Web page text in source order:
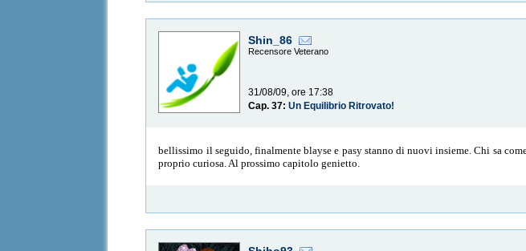
Shin_86
Recensore Veterano
31/08/09, ore 17:38
Cap. 37:Un Equilibrio Ritrovato!
bellissimo il seguido, finalmente blayse e pasy stanno di nuovi insieme. Chi sa
proprio curiosa. Al prossimo capitolo genietto.